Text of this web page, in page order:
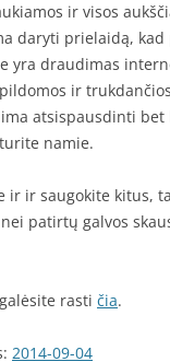
ir visos
daryti prielaidą, kad
yra draudimas
ir
atsispausdinti bet
namie.
ir ir saugokite kitus,
patirtų galvos
rasti čia.
2014-09-04